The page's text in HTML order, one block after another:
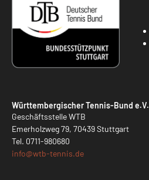
Württembergischer Tennis-Bund e.V.
Geschäftsstelle WTB
Emerholzweg 79, 70439 Stuttgart
Tel. 0711-980680
info@wtb-tennis.de